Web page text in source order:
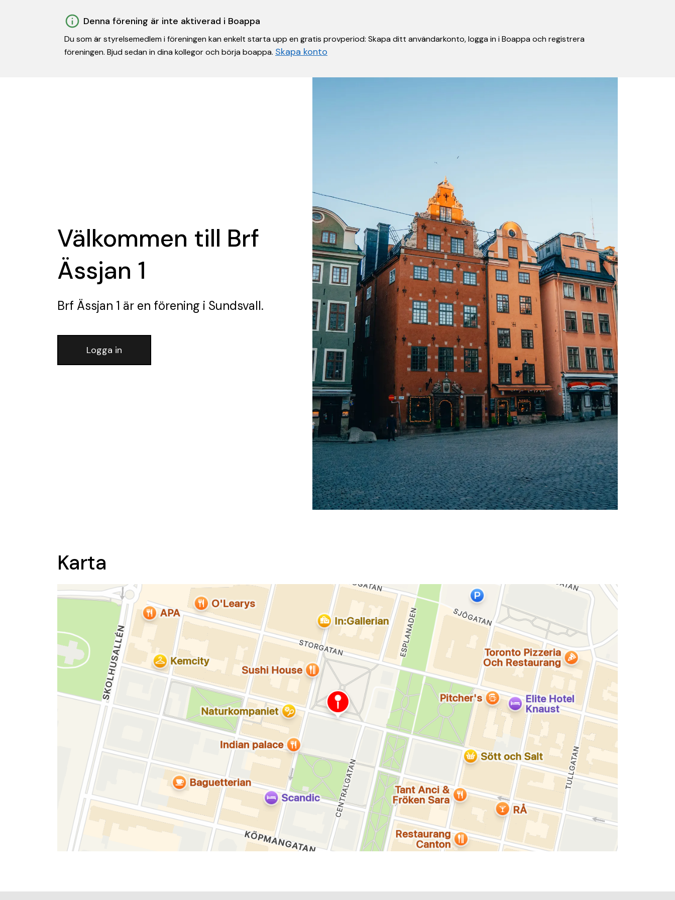
Denna förening är inte aktiverad i Boappa
Du som är styrelsemedlem i föreningen kan enkelt starta upp en gratis provperiod: Skapa ditt användarkonto, logga in i Boappa och registrera
föreningen. Bjud sedan in dina kollegor och börja boappa. Skapa konto
Välkommen till Brf
Ässjan 1
Brf Ässjan 1 är en förening i Sundsvall.
Logga in
Karta